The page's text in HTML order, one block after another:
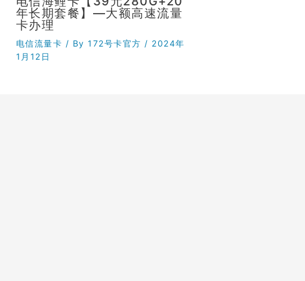
年长期套餐】—大额高速流量
卡办理
电信流量卡 / By172号卡官方 / 2024年
1月12日